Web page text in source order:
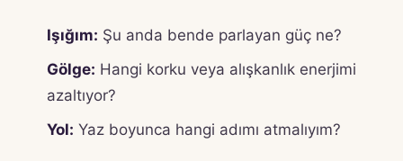
Işığım: Şu anda bende parlayan güç ne?
Gölge: Hangi korku veya alışkanlık enerjimi
azaltıyor?
Yol: Yaz boyunca hangi adımı atmalıyım?